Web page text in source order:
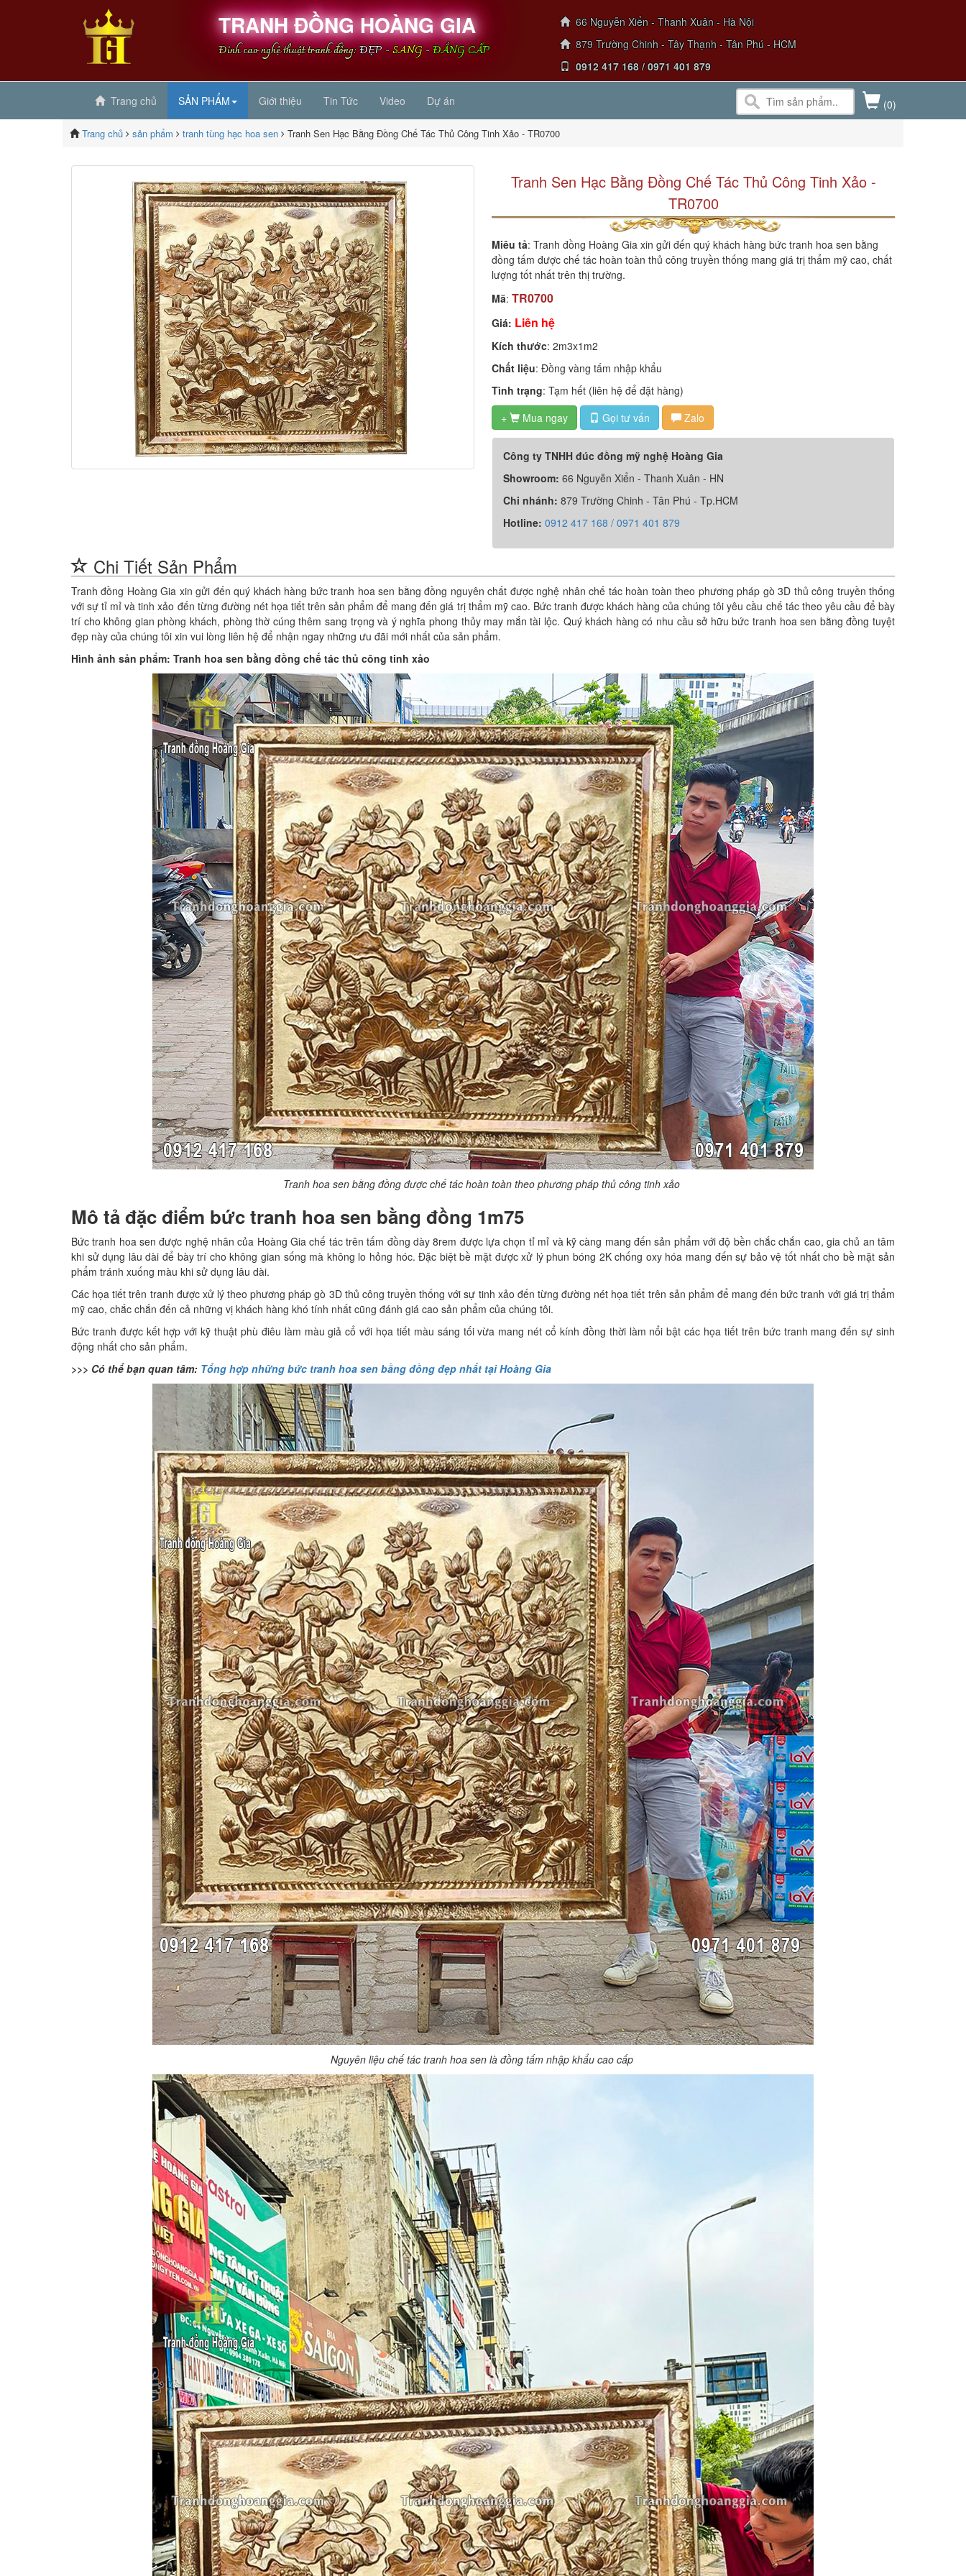
TRANH ĐỒNG HOÀNG GIA
Đỉnh cao nghệ thuật tranh đồng:ĐẸP-SANG-ĐẲNG CẤP
66 Nguyễn Xiển - Thanh Xuân - Hà Nội
879 Trường Chinh - Tây Thạnh - Tân Phú - HCM
0912 417 168 / 0971 401 879
Trang chủ SẢN PHẨM Giới thiệu Tin Tức Video Dự án (0)
Trang chủ sản phẩm tranh tùng hạc hoa sen Tranh Sen Hạc Bằng Đồng Chế Tác Thủ Công Tinh Xảo - TR0700
Tranh Sen Hạc Bằng Đồng Chế Tác Thủ Công Tinh Xảo -
TR0700
Miêu tả: Tranh đồng Hoàng Gia xin gửi đến quý khách hàng bức tranh hoa sen bằng
đồng tấm được chế tác hoàn toàn thủ công truyền thống mang giá trị thẩm mỹ cao, chất
lượng tốt nhất trên thị trường.
Mã: TR0700
Giá: Liên hệ
Kích thước: 2m3x1m2
Chất liệu: Đồng vàng tấm nhập khẩu
Tình trạng: Tạm hết (liên hệ để đặt hàng)
+  Mua ngay Gọi tư vấn Zalo
Công ty TNHH đúc đồng mỹ nghệ Hoàng Gia
Showroom: 66 Nguyễn Xiển - Thanh Xuân - HN
Chi nhánh: 879 Trường Chinh - Tân Phú - Tp.HCM
Hotline: 0912 417 168 / 0971 401 879
Chi Tiết Sản Phẩm
Tranh đồng Hoàng Gia xin gửi đến quý khách hàng bức tranh hoa sen bằng đồng nguyên chất được nghệ nhân chế tác hoàn toàn theo phương pháp gò 3D thủ công truyền thống
với sự tỉ mỉ và tinh xảo đến từng đường nét họa tiết trên sản phẩm để mang đến giá trị thẩm mỹ cao. Bức tranh được khách hàng của chúng tôi yêu cầu chế tác theo yêu cầu để bày
trí cho không gian phòng khách, phòng thờ cúng thêm sang trọng và ý nghĩa phong thủy may mắn tài lộc. Quý khách hàng có nhu cầu sở hữu bức tranh hoa sen bằng đồng tuyệt
đẹp này của chúng tôi xin vui lòng liên hệ để nhận ngay những ưu đãi mới nhất của sản phẩm.
Hình ảnh sản phẩm: Tranh hoa sen bằng đồng chế tác thủ công tinh xảo
Tranh hoa sen bằng đồng được chế tác hoàn toàn theo phương pháp thủ công tinh xảo
Mô tả đặc điểm bức tranh hoa sen bằng đồng 1m75
Bức tranh hoa sen được nghệ nhân của Hoàng Gia chế tác trên tấm đồng dày 8rem được lựa chọn tỉ mỉ và kỹ càng mang đến sản phẩm với độ bền chắc chắn cao, gia chủ an tâm
khi sử dụng lâu dài để bày trí cho không gian sống mà không lo hỏng hóc. Đặc biệt bề mặt được xử lý phun bóng 2K chống oxy hóa mang đến sự bảo vệ tốt nhất cho bề mặt sản
phẩm tránh xuống màu khi sử dụng lâu dài.
Các họa tiết trên tranh được xử lý theo phương pháp gò 3D thủ công truyền thống với sự tinh xảo đến từng đường nét họa tiết trên sản phẩm để mang đến bức tranh với giá trị thẩm
mỹ cao, chắc chắn đến cả những vị khách hàng khó tính nhất cũng đánh giá cao sản phẩm của chúng tôi.
Bức tranh được kết hợp với kỹ thuật phù điêu làm màu giả cổ với họa tiết màu sáng tối vừa mang nét cổ kính đồng thời làm nổi bật các họa tiết trên bức tranh mang đến sự sinh
động nhất cho sản phẩm.
>>> Có thể bạn quan tâm: Tổng hợp những bức tranh hoa sen bằng đồng đẹp nhất tại Hoàng Gia
Nguyên liệu chế tác tranh hoa sen là đồng tấm nhập khẩu cao cấp